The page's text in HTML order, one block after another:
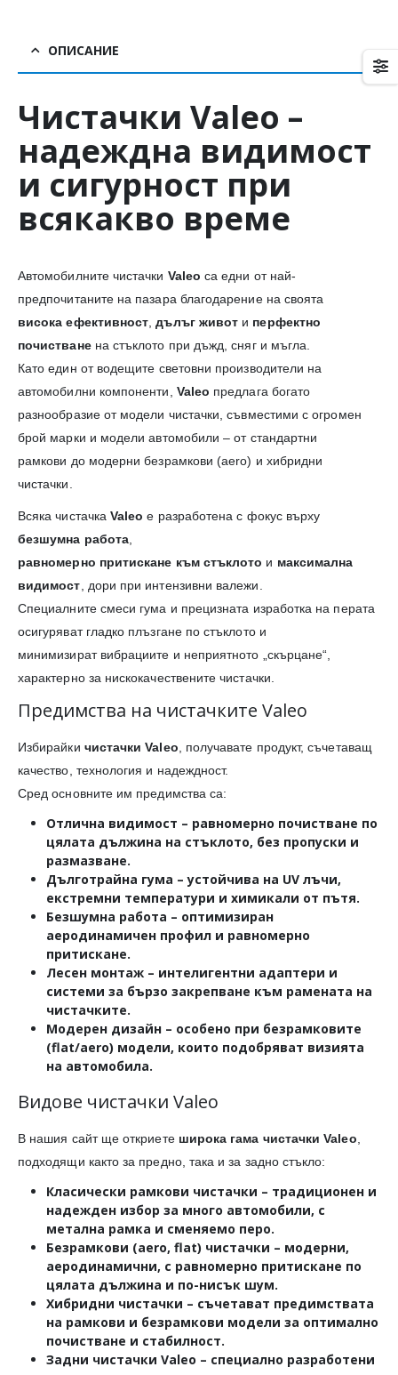
ОПИСАНИЕ
Чистачки Valeo –
надеждна видимост
и сигурност при
всякакво време
Автомобилните чистачки Valeo са едни от най-
предпочитаните на пазара благодарение на своята
висока ефективност ,дълъг живот и перфектно
почистванена стъклото при дъжд, сняг и мъгла.
Като един от водещите световни производители на
автомобилни компоненти, Valeo предлага богато
разнообразие от модели чистачки, съвместими с огромен
брой марки и модели автомобили – от стандартни
рамкови до модерни безрамкови (aero) и хибридни
чистачки.
Всяка чистачкаValeo е разработена с фокус върху
безшумна работа
равномерно притискане към стъклото и максимална
видимост , дори при интензивни валежи.
Специалните смеси гума и прецизната изработка на перата
осигуряват гладко плъзгане по стъклото и
минимизират вибрациите и неприятното „скърцане“,
характерно за нискокачествените чистачки.
Предимства на чистачките Valeo
Избирайки чистачки Valeo , получавате продукт, съчетаващ
качество, технология и надеждност.
Сред основните им предимства са:
Отлична видимост – равномерно почистване по
цялата дължина на стъклото, без пропуски и
размазване.
Дълготрайна гума – устойчива на UV лъчи,
екстремни температури и химикали от пътя.
Безшумна работа – оптимизиран
аеродинамичен профил и равномерно
притискане.
Лесен монтаж – интелигентни адаптери и
системи за бързо закрепване към рамената на
чистачките.
Модерен дизайн – особено при безрамковите
(flat/aero) модели, които подобряват визията
на автомобила.
Видове чистачки Valeo
В нашия сайт ще откриете широка гама чистачки Valeo
подходящи както за предно, така и за задно стъкло:
Класически рамкови чистачки – традиционен и
надежден избор за много автомобили, с
метална рамка и сменяемо перо.
Безрамкови (aero, flat) чистачки – модерни,
аеродинамични, с равномерно притискане по
цялата дължина и по-нисък шум.
Хибридни чистачки – съчетават предимствата
на рамкови и безрамкови модели за оптимално
почистване и стабилност.
Задни чистачки Valeo – специално разработени